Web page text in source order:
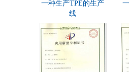
一种生产TPE的生产
线